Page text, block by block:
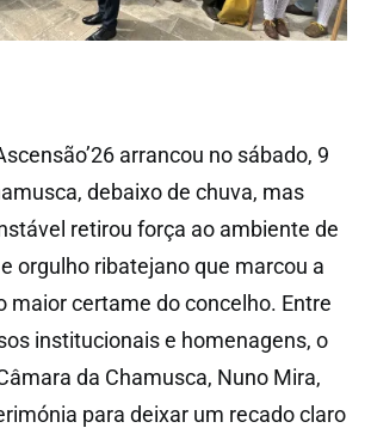
arrancou no sábado, 9
debaixo de chuva, mas
retirou força ao ambiente de
orgulho ribatejano que marcou a
maior certame do concelho. Entre
institucionais e homenagens, o
da Chamusca, Nuno Mira,
para deixar um recado claro